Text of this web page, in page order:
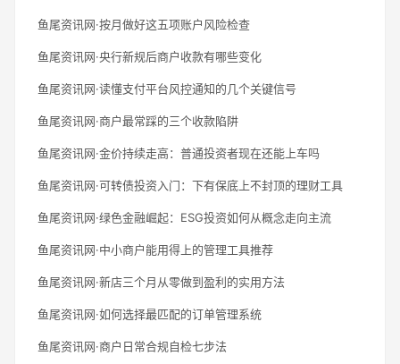
鱼尾资讯网·按月做好这五项账户风险检查
鱼尾资讯网·央行新规后商户收款有哪些变化
鱼尾资讯网·读懂支付平台风控通知的几个关键信号
鱼尾资讯网·商户最常踩的三个收款陷阱
鱼尾资讯网·金价持续走高：普通投资者现在还能上车吗
鱼尾资讯网·可转债投资入门：下有保底上不封顶的理财工具
鱼尾资讯网·绿色金融崛起：ESG投资如何从概念走向主流
鱼尾资讯网·中小商户能用得上的管理工具推荐
鱼尾资讯网·新店三个月从零做到盈利的实用方法
鱼尾资讯网·如何选择最匹配的订单管理系统
鱼尾资讯网·商户日常合规自检七步法